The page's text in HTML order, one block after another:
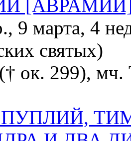
9 марта, 4
святых)
(† ок. 299), мч.